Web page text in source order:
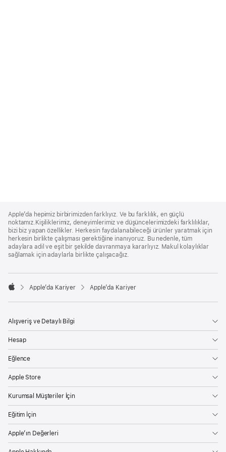
Footer
Apple’da hepimiz birbirimizden farklıyız. Ve bu farklılık, en güçlü
noktamız.Kişiliklerimiz, deneyimlerimiz ve düşüncelerimizdeki farklılıklar,
bizi biz yapan özellikler. Herkesin faydalanabileceği ürünler yaratmak için
herkesin birlikte çalışması gerektiğine inanıyoruz. Bu nedenle, tüm
adaylara adil ve eşit bir şekilde davranmaya kararlıyız. Makul kolaylıklar
sağlamak için adaylarla birlikte çalışacağız.

Apple’da Kariyer Apple’da Kariyer
Alışveriş ve Detaylı Bilgi
Hesap
Eğlence
Apple Store
Kurumsal Müşteriler İçin
Eğitim İçin
Apple’ın Değerleri